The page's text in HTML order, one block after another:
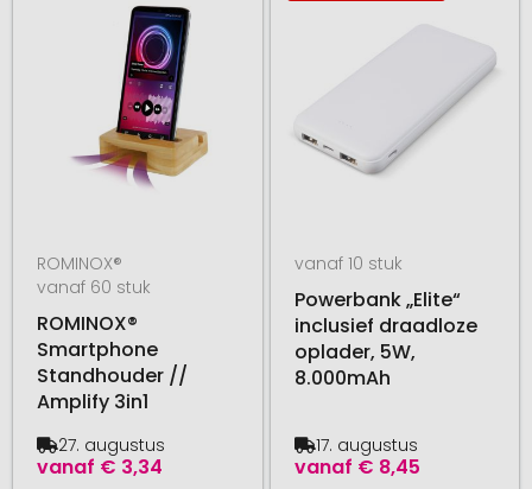
ROMINOX®
vanaf 60 stuk
ROMINOX®
Smartphone
Standhouder //
Amplify 3in1
vanaf € 3,34
27. augustus
vanaf 10 stuk
Powerbank „Elite“
inclusief draadloze
oplader, 5W,
8.000mAh
vanaf € 8,45
17. augustus